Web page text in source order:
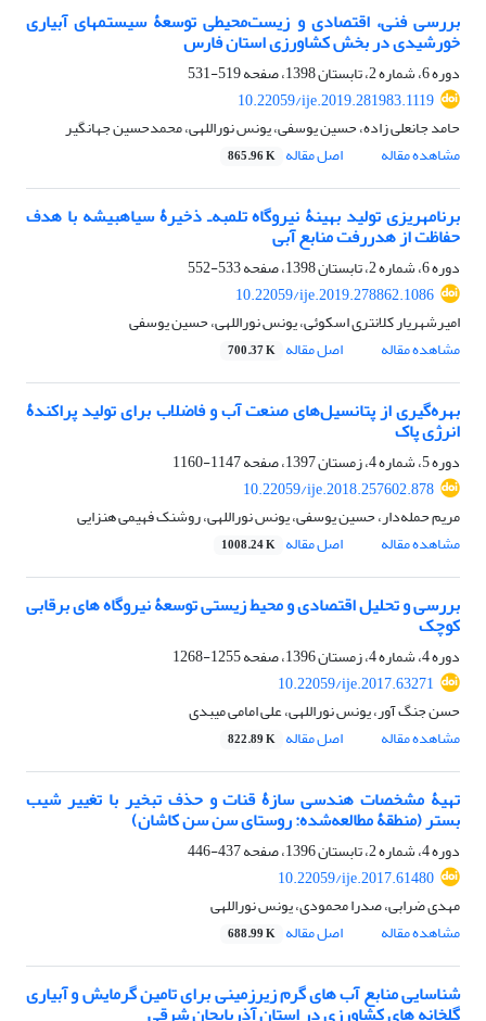
بررسی فنی، اقتصادی و زیست‌محیطی توسعۀ سیستم‏های آبیاری
خورشیدی در بخش کشاورزی استان فارس
دوره 6، شماره 2، تابستان 1398، صفحه
519-531
10.22059/ije.2019.281983.1119
حامد جانعلی زاده، حسین یوسفی، یونس نوراللهی، محمدحسین جهانگیر
مشاهده مقاله
اصل مقاله 865.96 K
برنامه‏ریزی تولید بهینۀ نیروگاه تلمبه‌ـ ذخیرۀ سیاه‏بیشه با هدف
حفاظت از هدررفت منابع آبی
دوره 6، شماره 2، تابستان 1398، صفحه
533-552
10.22059/ije.2019.278862.1086
امیرشهریار کلانتری اسکوئی، یونس نوراللهی، حسین یوسفی
مشاهده مقاله
اصل مقاله 700.37 K
بهره‌گیری از پتانسیل‌های صنعت آب و فاضلاب برای تولید پراکندۀ
انرژی پاک
دوره 5، شماره 4، زمستان 1397، صفحه
1147-1160
10.22059/ije.2018.257602.878
مریم حمله‌دار، حسین یوسفی، یونس نوراللهی، روشنک فهیمی هنزایی
مشاهده مقاله
اصل مقاله 1008.24 K
بررسی و تحلیل اقتصادی و محیط ‏زیستی توسعۀ نیروگاه‏ های برقابی
کوچک
دوره 4، شماره 4، زمستان 1396، صفحه
1255-1268
10.22059/ije.2017.63271
حسن جنگ آور، یونس نوراللهی، علی امامی میبدی
مشاهده مقاله
اصل مقاله 822.89 K
تهیۀ مشخصات هندسی سازۀ قنات و حذف تبخیر با تغییر شیب
بستر (منطقۀ مطالعه‌شده: روستای سن‏ سن کاشان)
دوره 4، شماره 2، تابستان 1396، صفحه
437-446
10.22059/ije.2017.61480
مهدی ضرابی، صدرا محمودی، یونس نوراللهی
مشاهده مقاله
اصل مقاله 688.99 K
شناسایی منابع آب های گرم زیرزمینی برای تامین گرمایش و آبیاری